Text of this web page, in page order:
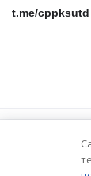
t.me/cppksutd
© 2025